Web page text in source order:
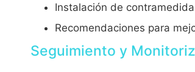
Instalación de
Recomendaciones para
Seguimiento y